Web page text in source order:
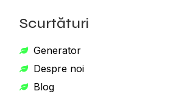
Scurtături
Generator
Despre noi
Blog